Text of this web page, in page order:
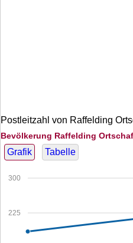
Postleitzahl von Raffelding
Bevölkerung Raffelding
Grafik Tabelle
225
300